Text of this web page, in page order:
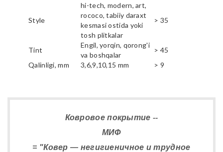
Style
hi-tech, modern, art,
rococo, tabiiy daraxt
kesmasi ostida yoki
tosh plitkalar
> 35
Tint
Engil, yorqin, qorong'i
va boshqalar
> 45
Qalinligi, mm
3,6,9,10,15 mm > 9
Ковровое покрытие --
МИФ
= "Ковер — негигиеничное и трудное